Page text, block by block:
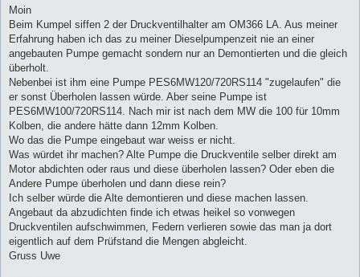
i
r
a
Moin
Beim Kumpel siffen 2 der Druckventilhalter am OM366 LA. Aus meiner
Erfahrung haben ich das zu meiner Dieselpumpenzeit nie an einer
angebauten Pumpe gemacht sondern nur an Demontierten und die gleich
überholt.
Nebenbei ist ihm eine Pumpe PES6MW120/720RS114 "zugelaufen" die
er sonst Überholen lassen würde. Aber seine Pumpe ist
PES6MW100/720RS114. Nach mir ist nach dem MW die 100 für 10mm
Kolben, die andere hätte dann 12mm Kolben.
Wo das die Pumpe eingebaut war weiss er nicht.
Was würdet ihr machen? Alte Pumpe die Druckventile selber direkt am
Motor abdichten oder raus und diese überholen lassen? Oder eben die
Andere Pumpe überholen und dann diese rein?
Ich selber würde die Alte demontieren und diese machen lassen.
Angebaut da abzudichten finde ich etwas heikel so vonwegen
Druckventilen aufschwimmen, Federn verlieren sowie das man ja dort
eigentlich auf dem Prüfstand die Mengen abgleicht.
Gruss Uwe